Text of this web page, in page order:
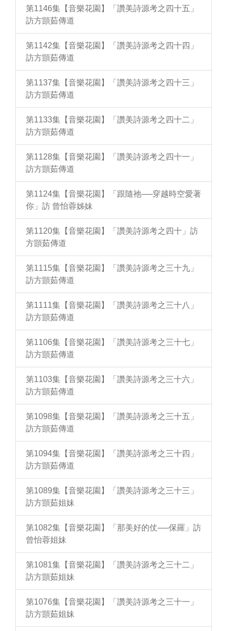
第1146集【音樂花園】「讚美詩源考之四十五」
訪方顗茹傳道
第1142集【音樂花園】「讚美詩源考之四十四」
訪方顗茹傳道
第1137集【音樂花園】「讚美詩源考之四十三」
訪方顗茹傳道
第1133集【音樂花園】「讚美詩源考之四十二」
訪方顗茹傳道
第1128集【音樂花園】「讚美詩源考之四十一」
訪方顗茹傳道
第1124集【音樂花園】「跟隨祂──穿越時空愛著
你」訪 曾怡蓉姊妹
第1120集【音樂花園】「讚美詩源考之四十」訪
方顗茹傳道
第1115集【音樂花園】「讚美詩源考之三十九」
訪方顗茹傳道
第1111集【音樂花園】「讚美詩源考之三十八」
訪方顗茹傳道
第1106集【音樂花園】「讚美詩源考之三十七」
訪方顗茹傳道
第1103集【音樂花園】「讚美詩源考之三十六」
訪方顗茹傳道
第1098集【音樂花園】「讚美詩源考之三十五」
訪方顗茹傳道
第1094集【音樂花園】「讚美詩源考之三十四」
訪方顗茹傳道
第1089集【音樂花園】「讚美詩源考之三十三」
訪方顗茹姐妹
第1082集【音樂花園】「那美好的仗──保羅」訪
曾怡蓉姐妹
第1081集【音樂花園】「讚美詩源考之三十二」
訪方顗茹姐妹
第1076集【音樂花園】「讚美詩源考之三十一」
訪方顗茹姐妹